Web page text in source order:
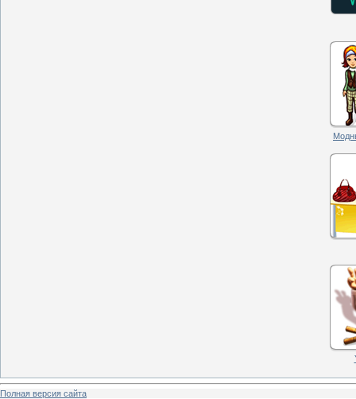
Полная версия сайта